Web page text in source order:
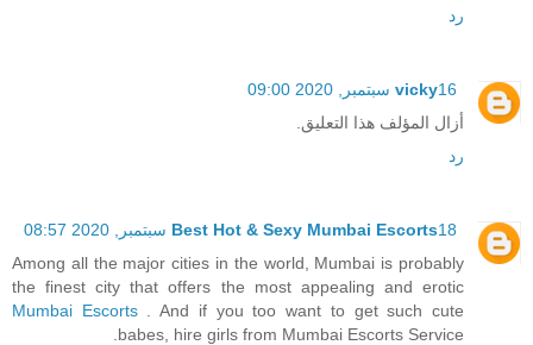
رد
vicky16 سبتمبر, 2020 09:00
أزال المؤلف هذا التعليق.
رد
Best Hot & Sexy Mumbai Escorts18 سبتمبر, 2020 08:57
Among all the major cities in the world, Mumbai is probably
the finest city that offers the most appealing and erotic
Mumbai Escorts. And if you too want to get such cute
babes, hire girls from Mumbai Escorts Service.